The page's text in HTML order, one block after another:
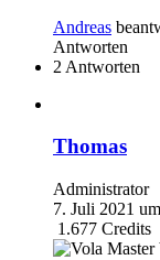
Andreas
Antworten
2 Antworten
Thomas
Administrator
7. Juli 2021
1.677 Credits